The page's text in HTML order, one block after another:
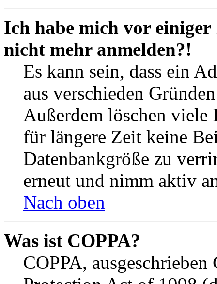
Ich habe mich vor
nicht mehr anmelden?!
Es kann sein, dass ein
aus verschieden
Außerdem löschen viele
für längere Zeit keine
Datenbankgröße zu
erneut und nimm aktiv
Nach oben
Was ist COPPA?
COPPA,